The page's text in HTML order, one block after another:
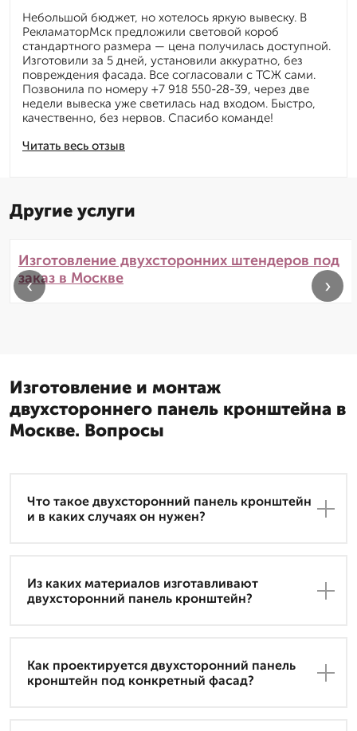
Читать весь отзыв
Небольшой бюджет, но хотелось яркую вывеску. В
РекламаторМск предложили световой короб
стандартного размера — цена получилась доступной.
Изготовили за 5 дней, установили аккуратно, без
повреждения фасада. Все согласовали с ТСЖ сами.
Позвонила по номеру +7 918 550-28-39, через две
недели вывеска уже светилась над входом. Быстро,
качественно, без нервов. Спасибо команде!
Другие услуги
Изготовление двухсторонних штендеров под
заказ в Москве
‹ ›
Изготовление и монтаж
двухстороннего панель кронштейна в
Москве. Вопросы
Что такое двухсторонний панель кронштейн
и в каких случаях он нужен?
Из каких материалов изготавливают
двухсторонний панель кронштейн?
Как проектируется двухсторонний панель
кронштейн под конкретный фасад?